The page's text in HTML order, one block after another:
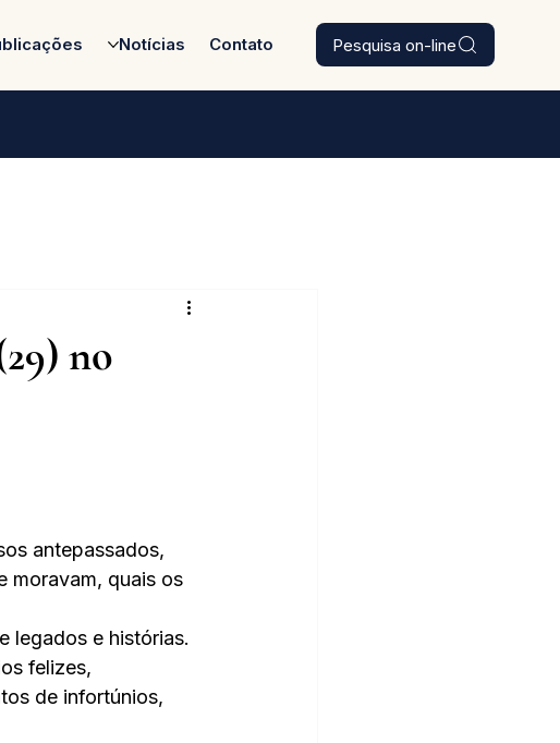
Pesquisa on-line
Notícias Contato
no
antepassados,
moravam, quais os
legados e histórias.
felizes,
de infortúnios,